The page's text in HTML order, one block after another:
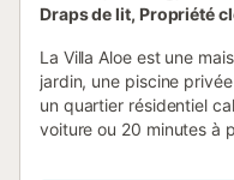
Draps de lit, Propriété
La Villa Aloe est une
jardin, une piscine
un quartier résidentiel
voiture ou 20 minutes à